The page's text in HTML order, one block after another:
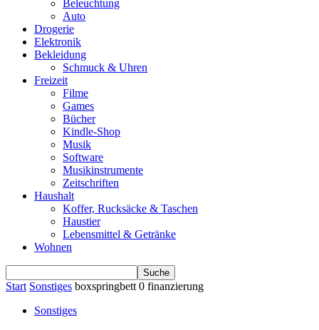
Beleuchtung
Auto
Drogerie
Elektronik
Bekleidung
Schmuck & Uhren
Freizeit
Filme
Games
Bücher
Kindle-Shop
Musik
Software
Musikinstrumente
Zeitschriften
Haushalt
Koffer, Rucksäcke & Taschen
Haustier
Lebensmittel & Getränke
Wohnen
Start Sonstiges boxspringbett 0 finanzierung
Sonstiges